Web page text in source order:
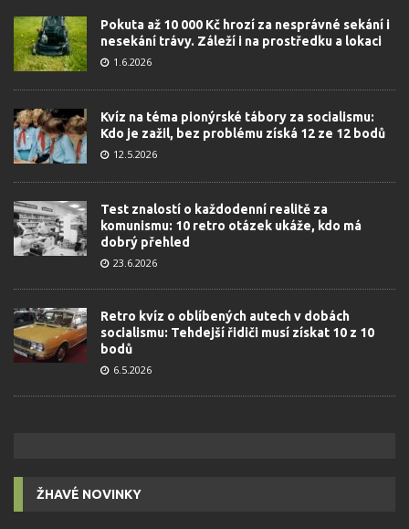
Pokuta až 10 000 Kč hrozí za nesprávné sekání i
nesekání trávy. Záleží i na prostředku a lokaci
1.6.2026
Kvíz na téma pionýrské tábory za socialismu:
Kdo je zažil, bez problému získá 12 ze 12 bodů
12.5.2026
Test znalostí o každodenní realitě za
komunismu: 10 retro otázek ukáže, kdo má
dobrý přehled
23.6.2026
Retro kvíz o oblíbených autech v dobách
socialismu: Tehdejší řidiči musí získat 10 z 10
bodů
6.5.2026
ŽHAVÉ NOVINKY